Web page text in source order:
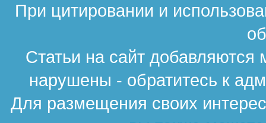
При цитировании и
Статьи на сайт
нарушены - обратитесь к
Для размещения своих